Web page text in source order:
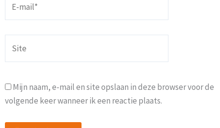
mail*
Mijn naam, e-mail en site opslaan in deze browser voor de
volgende keer wanneer ik een reactie plaats.